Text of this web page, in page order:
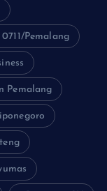
Pemalang
Pemalang